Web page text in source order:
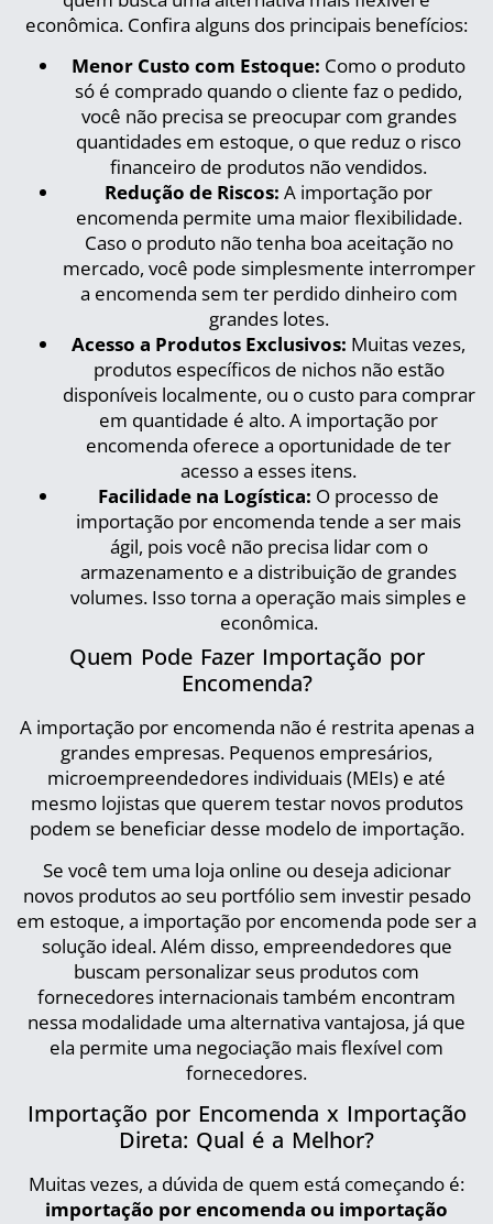
econômica. Confira alguns dos principais benefícios:
Menor Custo com Estoque: Como o produto
só é comprado quando o cliente faz o pedido,
você não precisa se preocupar com grandes
quantidades em estoque, o que reduz o risco
financeiro de produtos não vendidos.
Redução de Riscos: A importação por
encomenda permite uma maior flexibilidade.
Caso o produto não tenha boa aceitação no
mercado, você pode simplesmente interromper
a encomenda sem ter perdido dinheiro com
grandes lotes.
Acesso a Produtos Exclusivos: Muitas vezes,
produtos específicos de nichos não estão
disponíveis localmente, ou o custo para comprar
em quantidade é alto. A importação por
encomenda oferece a oportunidade de ter
acesso a esses itens.
Facilidade na Logística: O processo de
importação por encomenda tende a ser mais
ágil, pois você não precisa lidar com o
armazenamento e a distribuição de grandes
volumes. Isso torna a operação mais simples e
econômica.
Quem Pode Fazer Importação por
Encomenda?
A importação por encomenda não é restrita apenas a
grandes empresas. Pequenos empresários,
microempreendedores individuais (MEIs) e até
mesmo lojistas que querem testar novos produtos
podem se beneficiar desse modelo de importação.
Se você tem uma loja online ou deseja adicionar
novos produtos ao seu portfólio sem investir pesado
em estoque, a importação por encomenda pode ser a
solução ideal. Além disso, empreendedores que
buscam personalizar seus produtos com
fornecedores internacionais também encontram
nessa modalidade uma alternativa vantajosa, já que
ela permite uma negociação mais flexível com
fornecedores.
Importação por Encomenda x Importação
Direta: Qual é a Melhor?
Muitas vezes, a dúvida de quem está começando é:
importação por encomenda ou importação